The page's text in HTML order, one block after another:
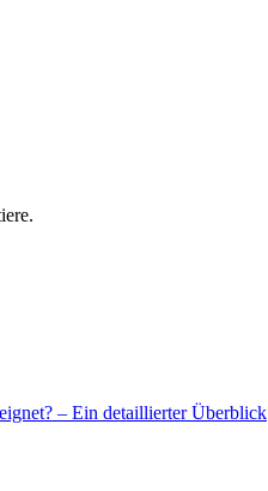
– Ein detaillierter Überblick